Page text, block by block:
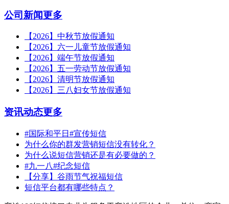
公司新闻更多
【2026】中秋节放假通知
【2026】六一儿童节放假通知
【2026】端午节放假通知
【2026】五一劳动节放假通知
【2026】清明节放假通知
【2026】三八妇女节放假通知
资讯动态更多
#国际和平日#宣传短信
为什么你的群发营销短信没有转化？
为什么说短信营销还是有必要做的？
#九一八#纪念短信
【分享】谷雨节气祝福短信
短信平台都有哪些特点？